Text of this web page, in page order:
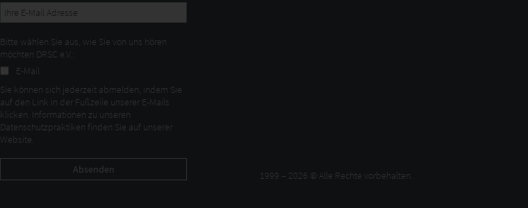
Bitte wählen Sie aus, wie Sie von uns hören
möchten DRSC e.V.:
E-Mail
Sie können sich jederzeit abmelden, indem Sie
auf den Link in der Fußzeile unserer E-Mails
klicken. Informationen zu unseren
Datenschutzpraktiken finden Sie auf unserer
Website.
1999 – 2026 © Alle Rechte vorbehalten.